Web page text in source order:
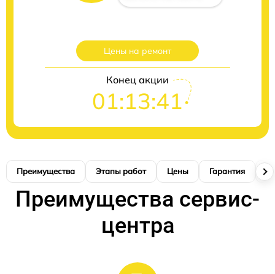
Цены на ремонт
Конец акции
01:13:40
Преимущества Этапы работ Цены Гарантия
Преимущества сервис-
центра